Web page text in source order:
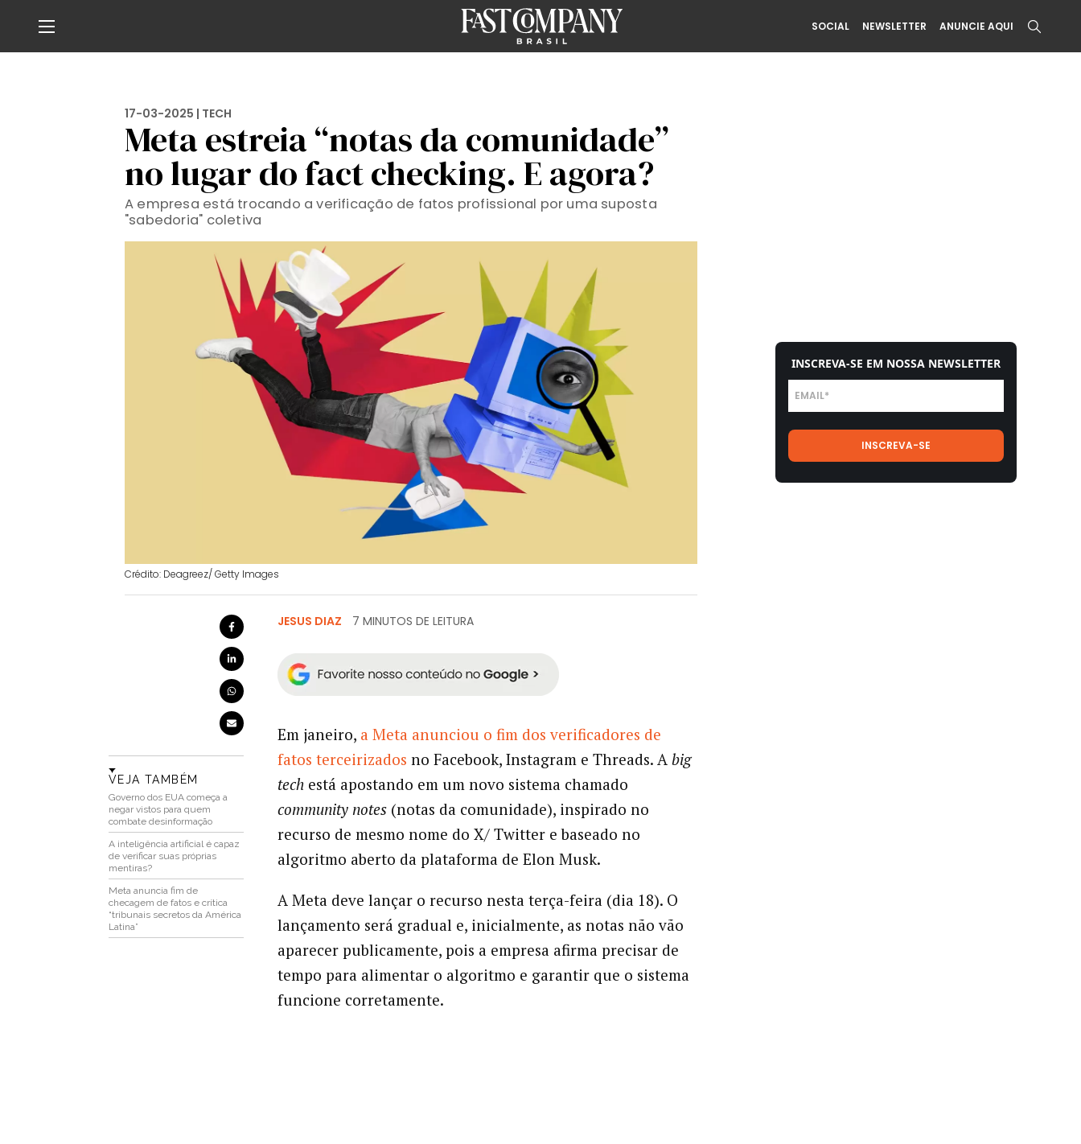
SOCIAL NEWSLETTER ANUNCIE AQUI
17-03-2025 | TECH
Meta estreia “notas da comunidade”
no lugar do fact checking. E agora?
A empresa está trocando a verificação de fatos profissional por uma suposta
"sabedoria" coletiva
Crédito: Deagreez/ Getty Images
VEJA TAMBÉM
Governo dos EUA começa a
negar vistos para quem
combate desinformação
A inteligência artificial é capaz
de verificar suas próprias
mentiras?
Meta anuncia fim de
checagem de fatos e crítica
“tribunais secretos da América
Latina”
JESUS DIAZ 7 MINUTOS DE LEITURA
Em janeiro, a Meta anunciou o fim dos verificadores de
fatos terceirizados no Facebook, Instagram e Threads. A big
tech está apostando em um novo sistema chamado
community notes(notas da comunidade), inspirado no
recurso de mesmo nome do X/ Twitter e baseado no
algoritmo aberto da plataforma de Elon Musk.
A Meta deve lançar o recurso nesta terça-feira (dia 18). O
lançamento será gradual e, inicialmente, as notas não vão
aparecer publicamente, pois a empresa afirma precisar de
tempo para alimentar o algoritmo e garantir que o sistema
funcione corretamente.
INSCREVA-SE EM NOSSA NEWSLETTER